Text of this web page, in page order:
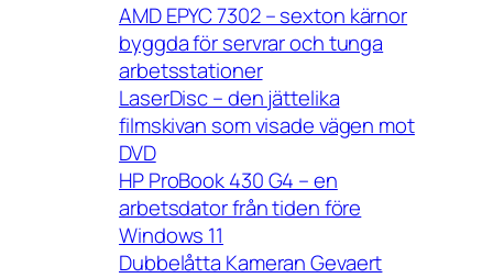
AMD EPYC 7302 – sexton kärnor
byggda för servrar och tunga
arbetsstationer
LaserDisc – den jättelika
filmskivan som visade vägen mot
DVD
HP ProBook 430 G4 – en
arbetsdator från tiden före
Windows 11
Dubbelåtta Kameran Gevaert